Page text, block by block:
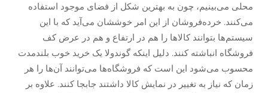
محلی می‌بینیم، چون به بهترین شکل از فضای موجود استفاده
می‌کنند. خرده‌فروشان از این امر خوششان می‌آید که با این
سیستم‌ها بتوانند کالاها را هم در ارتفاع و هم در عرض کف
فروشگاه انباشته کنند. دلیل اینکه گوندولا یک خرید خوب بلندمدت
محسوب می‌شود این است که فروشگاه‌ها می‌توانند آن‌ها را هر
زمان که نیاز به تغییر در نمایش کالا داشتند جابجا کنند. علاوه بر